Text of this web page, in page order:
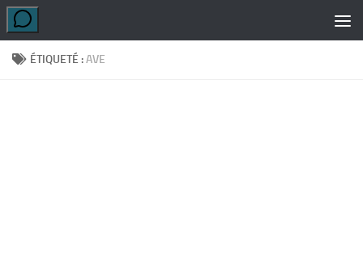
Skip to content
ÉTIQUETÉ :AVE